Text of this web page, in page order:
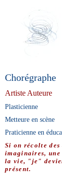
Chorégraphe
Artiste Auteure
Plasticienne
Metteure en scène
Praticienne en
Si on récolte des
imaginaires, une
la vie, "je"
présent.